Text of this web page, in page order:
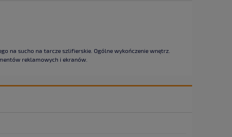
na sucho na tarcze szlifierskie. Ogólne wykończenie wnętrz.
reklamowych i ekranów.